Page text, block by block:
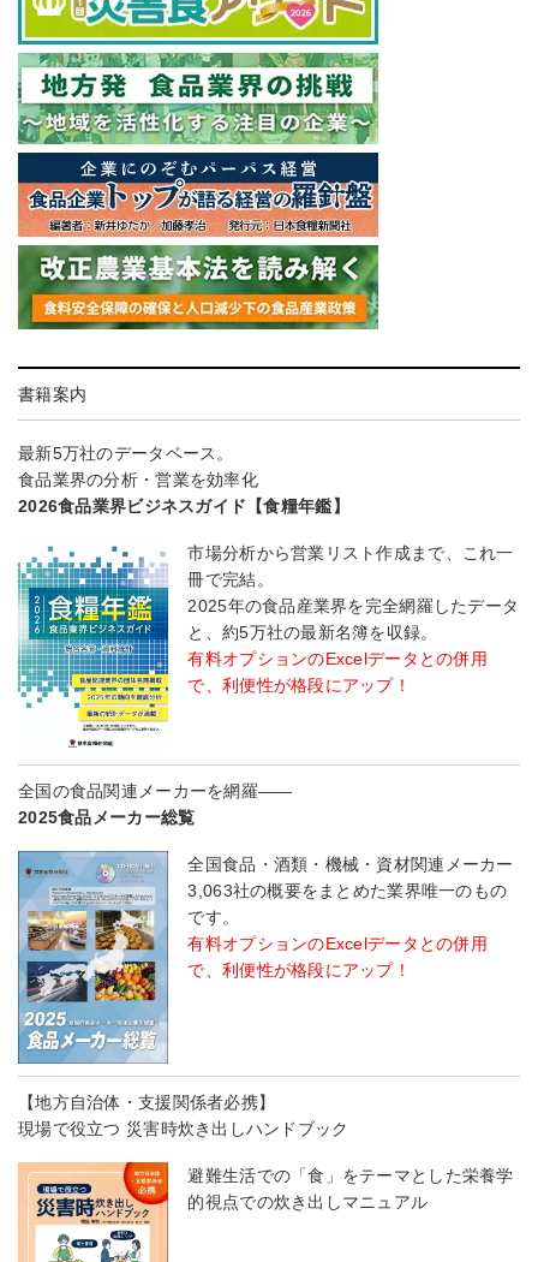
書籍案内
最新5万社のデータベース。
食品業界の分析・営業を効率化
2026食品業界ビジネスガイド【食糧年鑑】
市場分析から営業リスト作成まで、これ一
冊で完結。
2025年の食品産業界を完全網羅したデータ
と、約5万社の最新名簿を収録。
有料オプションのExcelデータとの併用
で、利便性が格段にアップ！
全国の食品関連メーカーを網羅――
2025食品メーカー総覧
全国食品・酒類・機械・資材関連メーカー
3,063社の概要をまとめた業界唯一のもの
です。
有料オプションのExcelデータとの併用
で、利便性が格段にアップ！
【地方自治体・支援関係者必携】
現場で役立つ 災害時炊き出しハンドブック
避難生活での「食」をテーマとした栄養学
的視点での炊き出しマニュアル